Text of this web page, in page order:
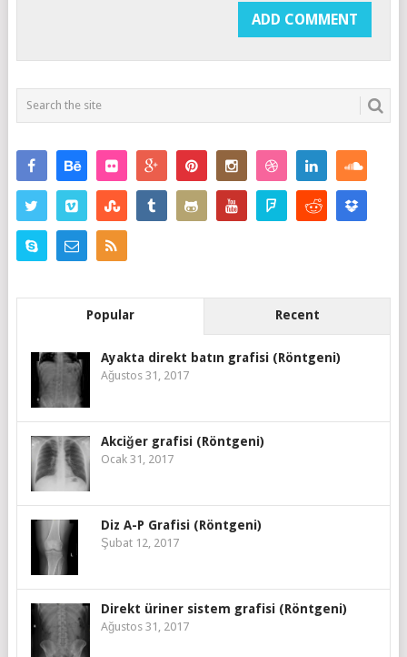
Popular Recent
Ayakta direkt batın grafisi (Röntgeni)
Ağustos 31, 2017
Akciğer grafisi (Röntgeni)
Ocak 31, 2017
Diz A-P Grafisi (Röntgeni)
Şubat 12, 2017
Direkt üriner sistem grafisi (Röntgeni)
Ağustos 31, 2017